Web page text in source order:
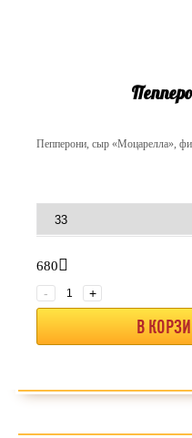
Пепперони, сыр «Моцарелла»,
680
-
+
В